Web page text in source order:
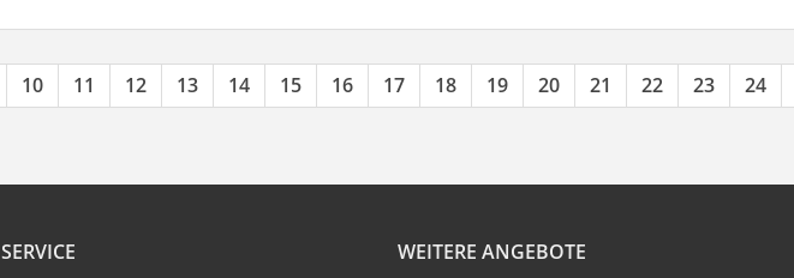
10 11 12 13 14 15 16 17 18 19 20 21 22 23 24
SERVICE
WEITERE ANGEBOTE